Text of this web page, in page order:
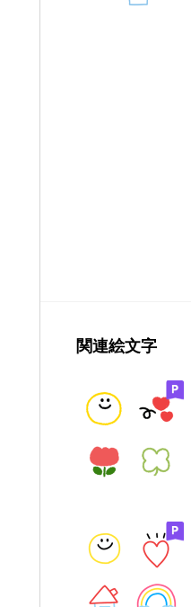
関連絵文字